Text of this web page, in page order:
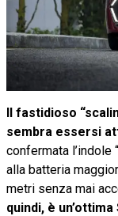
Il fastidioso
sembra essersi
confermata l’indole
alla batteria
metri senza mai
quindi, è